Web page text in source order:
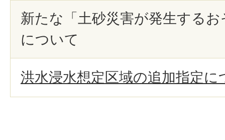
新たな「土砂災害が発生する
について
洪水浸水想定区域の追加指定に